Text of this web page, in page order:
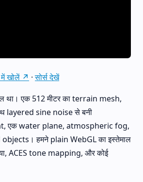
खोलें ↗ ·सोर्स देखें
था। एक 512 मीटर का terrain mesh,
layered sine noise से बनी
एक water plane, atmospheric fog,
हमने plain WebGL का इस्तेमाल
ACES tone mapping, और कोई